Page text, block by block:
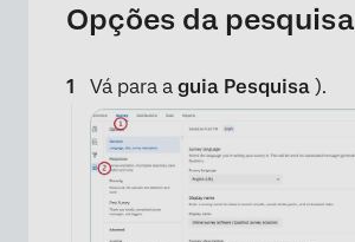
Opções da pesquisa
Vá para a guia Pesquisa ).